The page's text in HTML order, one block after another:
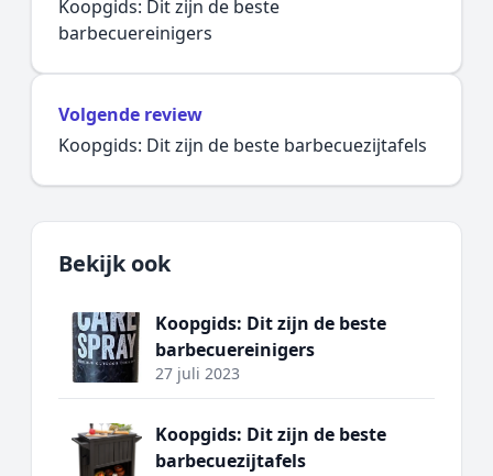
Koopgids: Dit zijn de beste
barbecuereinigers
Volgende review
Koopgids: Dit zijn de beste barbecuezijtafels
Bekijk ook
Koopgids: Dit zijn de beste
barbecuereinigers
27 juli 2023
Koopgids: Dit zijn de beste
barbecuezijtafels